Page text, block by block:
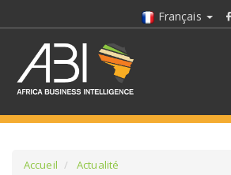
Français
Accueil
Actualité